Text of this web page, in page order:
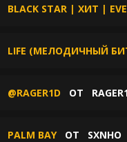
BLACK STAR | ХИТ |
LIFE (МЕЛОДИЧНЫЙ
@RAGER1D ОТ
PALM BAYОТ SXNHO